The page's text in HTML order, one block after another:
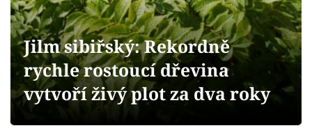
Přihlášení
Sledujte nás
Jilm sibiřský: Rekordně
rychle rostoucí dřevina
vytvoří živý plot za dva roky